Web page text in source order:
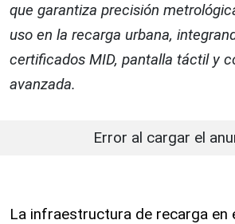
que garantiza precisión
uso en la recarga urbana,
certificados MID, pantalla táctil y
avanzada.
Error al cargar el
La infraestructura de recarga en